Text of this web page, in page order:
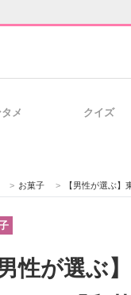
企業向けIT製品
メ クイズ
> お菓子 > 【男性が選ぶ】東武百
男性が選ぶ